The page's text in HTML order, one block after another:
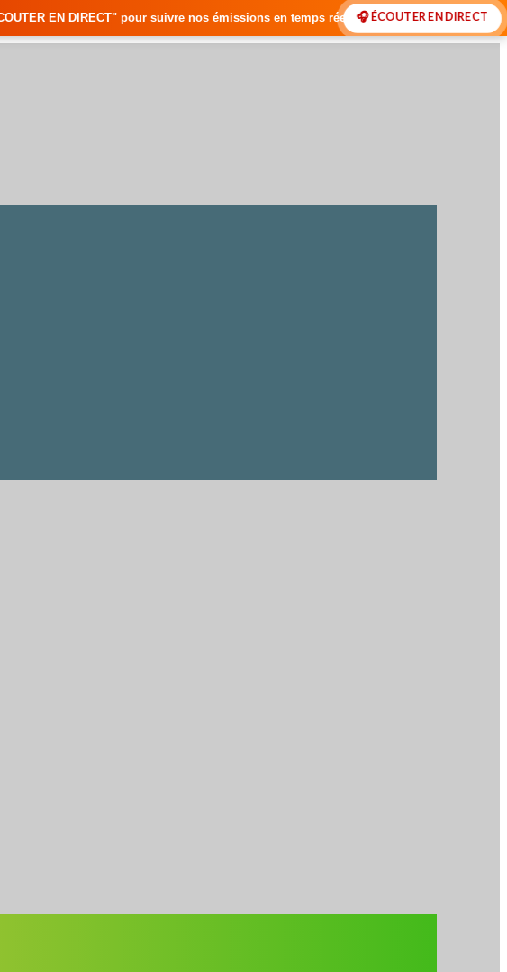
pour suivre nos émissions en temps réel • 🇸🇳 Actualités du Sénégal • 🌍
🎧 ÉCOUTER EN DIRECT